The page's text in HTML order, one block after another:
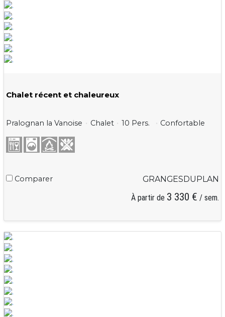
Chalet récent et chaleureux
Pralognan la Vanoise Chalet 10 Pers. Confortable
Comparer
GRANGESDUPLAN
À partir de 3 330 € / sem.